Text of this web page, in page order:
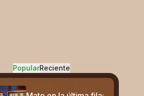
PopularReciente